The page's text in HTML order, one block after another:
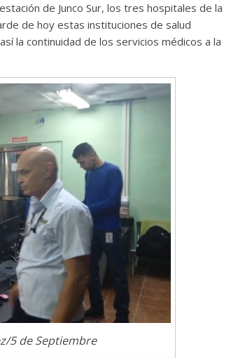
de Junco Sur, los tres hospitales de la
de hoy estas instituciones de salud
la continuidad de los servicios médicos a la
5 de Septiembre
Cuento de hadas
interclasista en la alta
burguesía mexicana
30 diciembre, 2025
Julio Martínez Molina